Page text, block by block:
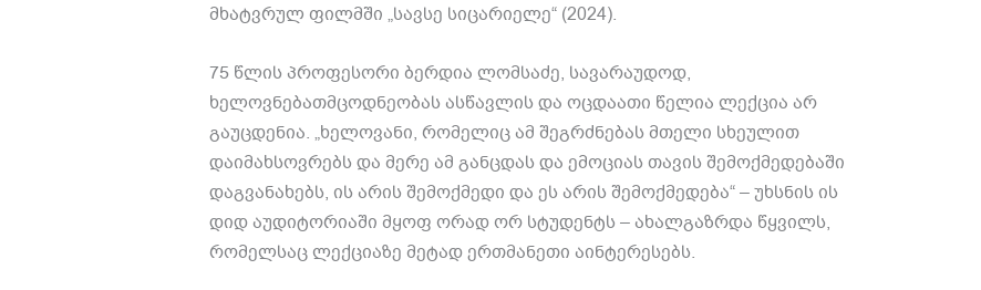
მხატვრულ ფილმში „სავსე სიცარიელე“ (2024).
75 წლის პროფესორი ბერდია ლომსაძე, სავარაუდოდ,
ხელოვნებათმცოდნეობას ასწავლის და ოცდაათი წელია ლექცია არ
გაუცდენია. „ხელოვანი, რომელიც ამ შეგრძნებას მთელი სხეულით
დაიმახსოვრებს და მერე ამ განცდას და ემოციას თავის შემოქმედებაში
დაგვანახებს, ის არის შემოქმედი და ეს არის შემოქმედება“ –უხსნის ის
დიდ აუდიტორიაში მყოფ ორად ორ სტუდენტს –ახალგაზრდა წყვილს,
რომელსაც ლექციაზე მეტად ერთმანეთი აინტერესებს.